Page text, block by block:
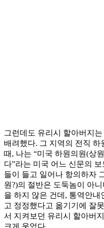
그런데도 유리시 할아버지
배려했다. 그 지역의 전직
때, 나는 “미국 하원의원(상
다”라는 미국 어느 신문의
들이 들고 일어나 항의하자
원?)의 절반은 도둑놈이 아
을 하지 않은 건데, 통역안내
고 정정했다고 옮기기에 잘
서 지켜보던 유리시 할아버